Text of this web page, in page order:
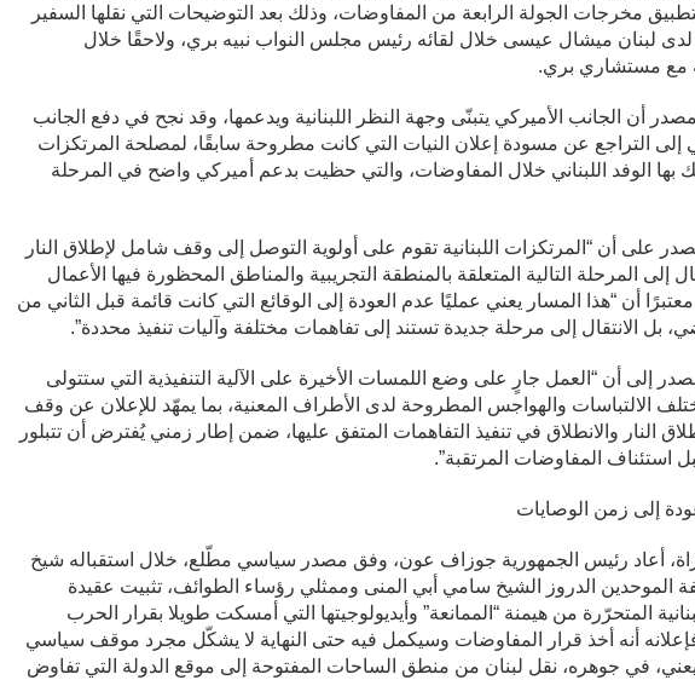
مخرجات الجولة الرابعة من المفاوضات، وذلك بعد التوضيحات التي نقلها السفير
لدى لبنان ميشال عيسى خلال لقائه رئيس مجلس النواب نبيه بري، ولاحقًا خلال
مع مستشاري بري.
أن الجانب الأميركي يتبنّى وجهة النظر اللبنانية ويدعمها، وقد نجح في دفع الجانب
إلى التراجع عن مسودة إعلان النيات التي كانت مطروحة سابقًا، لمصلحة المرتكزات
بها الوفد اللبناني خلال المفاوضات، والتي حظيت بدعم أميركي واضح في المرحلة
على أن “المرتكزات اللبنانية تقوم على أولوية التوصل إلى وقف شامل لإطلاق النار
إلى المرحلة التالية المتعلقة بالمنطقة التجريبية والمناطق المحظورة فيها الأعمال
معتبرًا أن “هذا المسار يعني عمليًا عدم العودة إلى الوقائع التي كانت قائمة قبل الثاني من
بل الانتقال إلى مرحلة جديدة تستند إلى تفاهمات مختلفة وآليات تنفيذ محددة”.
إلى أن “العمل جارٍ على وضع اللمسات الأخيرة على الآلية التنفيذية التي ستتولى
الالتباسات والهواجس المطروحة لدى الأطراف المعنية، بما يمهّد للإعلان عن وقف
النار والانطلاق في تنفيذ التفاهمات المتفق عليها، ضمن إطار زمني يُفترض أن تتبلور
استئناف المفاوضات المرتقبة”.
إلى زمن الوصايات
أعاد رئيس الجمهورية جوزاف عون، وفق مصدر سياسي مطّلع، خلال استقباله شيخ
الموحدين الدروز الشيخ سامي أبي المنى وممثلي رؤساء الطوائف، تثبيت عقيدة
المتحرّرة من هيمنة “الممانعة” وأيديولوجيتها التي أمسكت طويلا بقرار الحرب
أنه أخذ قرار المفاوضات وسيكمل فيه حتى النهاية لا يشكّل مجرد موقف سياسي
يعني، في جوهره، نقل لبنان من منطق الساحات المفتوحة إلى موقع الدولة التي تفاوض